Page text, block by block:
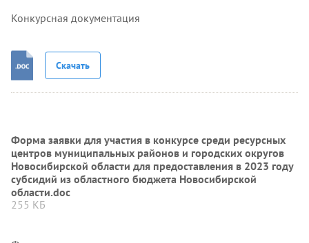
Конкурсная документация
Скачать
Форма заявки для участия в конкурсе среди ресурсных
центров муниципальных районов и городских округов
Новосибирской области для предоставления в 2023 году
субсидий из областного бюджета Новосибирской
области.doc
255 КБ